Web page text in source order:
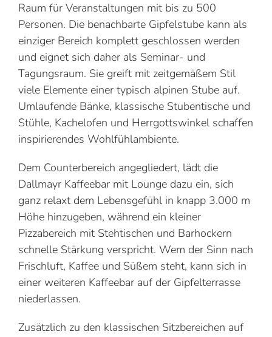
Raum für Veranstaltungen mit bis zu 500
Personen. Die benachbarte Gipfelstube kann als
einziger Bereich komplett geschlossen werden
und eignet sich daher als Seminar- und
Tagungsraum. Sie greift mit zeitgemäßem Stil
viele Elemente einer typisch alpinen Stube auf.
Umlaufende Bänke, klassische Stubentische und
Stühle, Kachelofen und Herrgottswinkel schaffen
inspirierendes Wohlfühlambiente.
Dem Counterbereich angegliedert, lädt die
Dallmayr Kaffeebar mit Lounge dazu ein, sich
ganz relaxt dem Lebensgefühl in knapp 3.000 m
Höhe hinzugeben, während ein kleiner
Pizzabereich mit Stehtischen und Barhockern
schnelle Stärkung verspricht. Wem der Sinn nach
Frischluft, Kaffee und Süßem steht, kann sich in
einer weiteren Kaffeebar auf der Gipfelterrasse
niederlassen.
Zusätzlich zu den klassischen Sitzbereichen auf